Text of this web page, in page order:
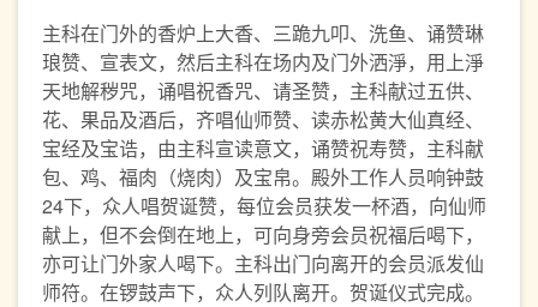
主科在门外的香炉上大香、三跪九叩、洗鱼、诵赞琳
琅赞、宣表文，然后主科在场内及门外洒淨，用上淨
天地解秽咒，诵唱祝香咒、请圣赞，主科献过五供、
花、果品及酒后，齐唱仙师赞、读赤松黄大仙真经、
宝经及宝诰，由主科宣读意文，诵赞祝寿赞，主科献
包、鸡、福肉（烧肉）及宝帛。殿外工作人员响钟鼓
24下，众人唱贺诞赞，每位会员获发一杯酒，向仙师
献上，但不会倒在地上，可向身旁会员祝福后喝下，
亦可让门外家人喝下。主科出门向离开的会员派发仙
师符。在锣鼓声下，众人列队离开。贺诞仪式完成。